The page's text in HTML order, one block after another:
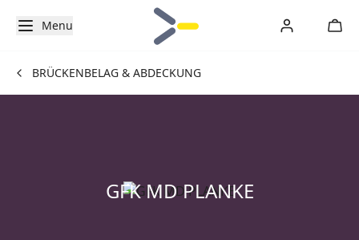
Menu
BRÜCKENBELAG & ABDECKUNG
GFK MD PLANKE